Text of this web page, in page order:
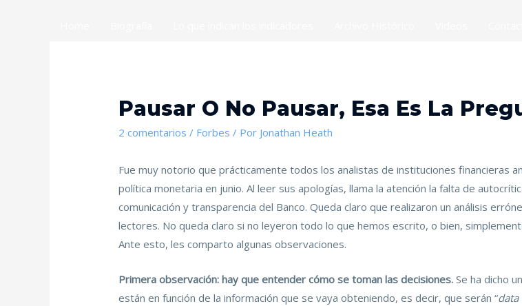
Pausar O No Pausar, Esa Es La
2 comentarios / Forbes / Por Jonathan Heath
Fue muy notorio que prácticamente todos los analistas de instituciones financieras
política monetaria en junio. Al leer sus apologías, llama la atención la falta de
comunicación y transparencia del Banco. Queda claro que realizaron un análisis
lectores. No queda claro si no leyeron todo lo que hemos escrito, o bien,
Ante esto, les comparto algunas observaciones.
Primera observación: hay que entender cómo se toman las decisiones. Se ha dicho
están en función de la información que se vaya obteniendo, es decir, que serán “data